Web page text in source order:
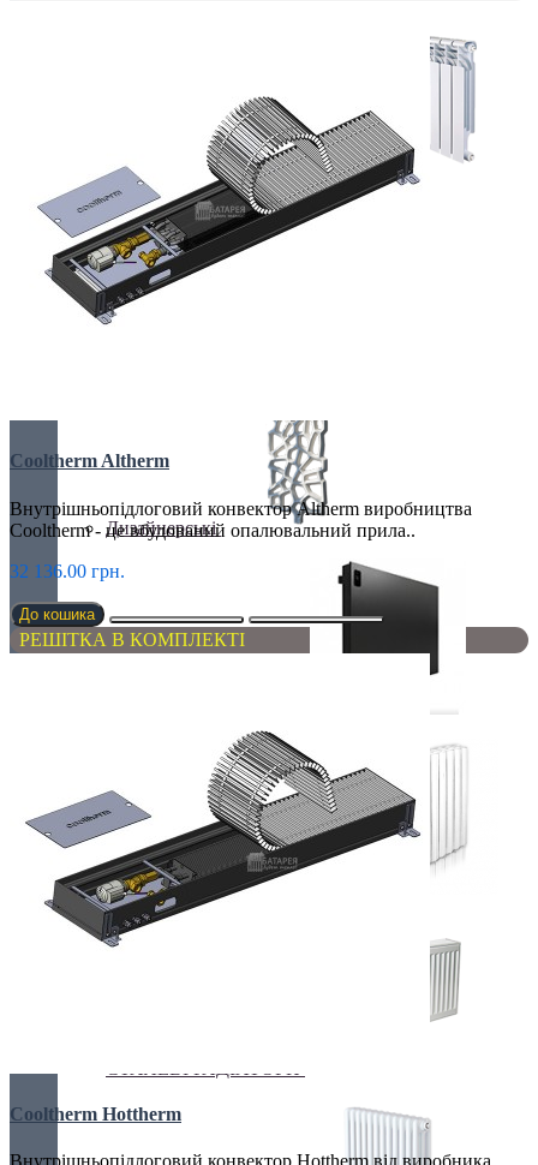
БІМЕТАЛІЧНІ РАДІАТОРИ
Дизайнерські
РАДІАТОРИ ДЛЯ ЗАМІНИ
Cooltherm Altherm
Внутрішньопідлоговий конвектор Altherm виробництва
Cooltherm - це вбудований опалювальний прила..
32 136.00 грн.
До кошика
РЕШІТКА В КОМПЛЕКТІ
Cooltherm Hottherm